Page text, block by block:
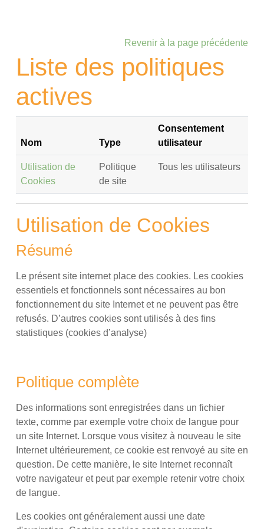
Revenir à la page précédente
Liste des politiques
actives
Nom Type
Consentement
utilisateur
Utilisation de
Cookies
Politique
de site
Tous les utilisateurs
Utilisation de Cookies
Résumé
Le présent site internet place des cookies. Les cookies
essentiels et fonctionnels sont nécessaires au bon
fonctionnement du site Internet et ne peuvent pas être
refusés. D’autres cookies sont utilisés à des fins
statistiques (cookies d’analyse)
Politique complète
Des informations sont enregistrées dans un fichier
texte, comme par exemple votre choix de langue pour
un site Internet. Lorsque vous visitez à nouveau le site
Internet ultérieurement, ce cookie est renvoyé au site en
question. De cette manière, le site Internet reconnaît
votre navigateur et peut par exemple retenir votre choix
de langue.
Les cookies ont généralement aussi une date